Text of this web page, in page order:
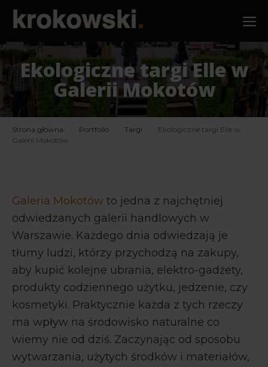
Przejdź
treści
Ekologiczne targi Elle w
Galerii Mokotów
Strona główna Portfolio Targi
Ekologiczne targi Elle w
Galerii Mokotów
Galeria Mokotów to jedna z najchętniej
odwiedzanych galerii handlowych w
Warszawie. Każdego dnia odwiedzają je
tłumy ludzi, którzy przychodzą na zakupy,
aby kupić kolejne ubrania, elektro-gadżety,
produkty codziennego użytku, jedzenie, czy
kosmetyki. Praktycznie każda z tych rzeczy
ma wpływ na środowisko naturalne co
wiemy nie od dziś. Zaczynając od sposobu
wytwarzania, użytych środków i materiałów,